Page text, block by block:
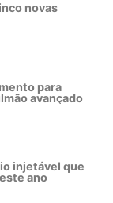
novas
para
avançado
injetável que
ano